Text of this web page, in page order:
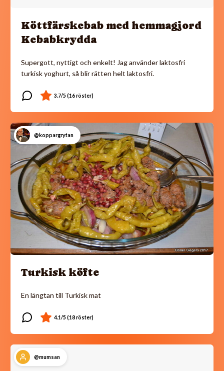
Köttfärskebab med hemmagjord
Kebabkrydda
Supergott, nyttigt och enkelt! Jag använder laktosfri
turkisk yoghurt, så blir rätten helt laktosfri.
@koppargrytan
Turkisk köfte
En längtan till Turkisk mat
@mumsan